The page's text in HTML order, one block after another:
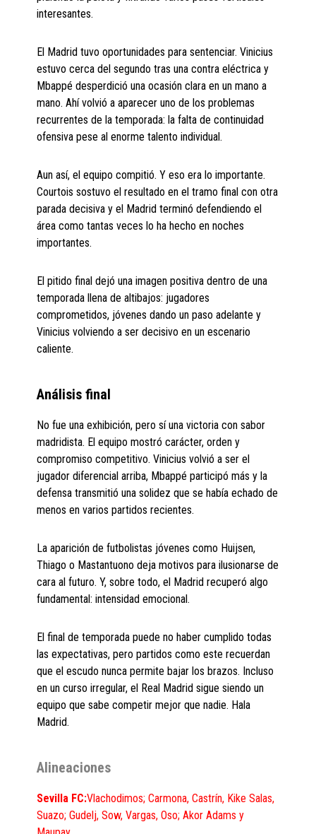
interesantes.
El Madrid tuvo oportunidades para sentenciar. Vinicius
estuvo cerca del segundo tras una contra eléctrica y
Mbappé desperdició una ocasión clara en un mano a
mano. Ahí volvió a aparecer uno de los problemas
recurrentes de la temporada: la falta de continuidad
ofensiva pese al enorme talento individual.
Aun así, el equipo compitió. Y eso era lo importante.
Courtois sostuvo el resultado en el tramo final con otra
parada decisiva y el Madrid terminó defendiendo el
área como tantas veces lo ha hecho en noches
importantes.
El pitido final dejó una imagen positiva dentro de una
temporada llena de altibajos: jugadores
comprometidos, jóvenes dando un paso adelante y
Vinicius volviendo a ser decisivo en un escenario
caliente.
Análisis final
No fue una exhibición, pero sí una victoria con sabor
madridista. El equipo mostró carácter, orden y
compromiso competitivo. Vinicius volvió a ser el
jugador diferencial arriba, Mbappé participó más y la
defensa transmitió una solidez que se había echado de
menos en varios partidos recientes.
La aparición de futbolistas jóvenes como Huijsen,
Thiago o Mastantuono deja motivos para ilusionarse de
cara al futuro. Y, sobre todo, el Madrid recuperó algo
fundamental: intensidad emocional.
El final de temporada puede no haber cumplido todas
las expectativas, pero partidos como este recuerdan
que el escudo nunca permite bajar los brazos. Incluso
en un curso irregular, el Real Madrid sigue siendo un
equipo que sabe competir mejor que nadie. Hala
Madrid.
Alineaciones
Sevilla FC:Vlachodimos; Carmona, Castrín, Kike Salas,
Suazo; Gudelj, Sow, Vargas, Oso; Akor Adams y